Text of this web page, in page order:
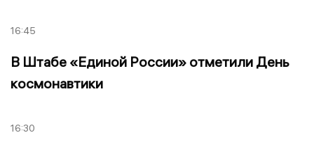
16:45
В Штабе «Единой России» отметили День
космонавтики
16:30